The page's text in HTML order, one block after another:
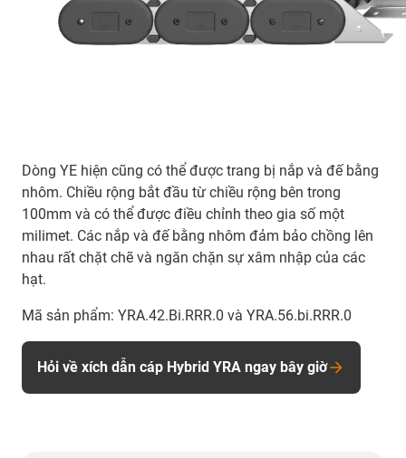
Dòng YE hiện cũng có thể được trang bị nắp và đế bằng
nhôm. Chiều rộng bắt đầu từ chiều rộng bên trong
100mm và có thể được điều chỉnh theo gia số một
milimet. Các nắp và đế bằng nhôm đảm bảo chồng lên
nhau rất chặt chẽ và ngăn chặn sự xâm nhập của các
hạt.
Mã sản phẩm: YRA.42.Bi.RRR.0 và YRA.56.bi.RRR.0
Hỏi về xích dẫn cáp Hybrid YRA ngay bây giờ